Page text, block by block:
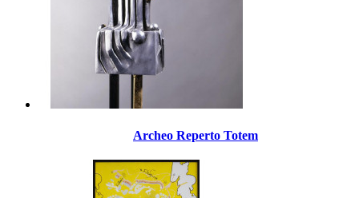
Archeo Reperto Totem